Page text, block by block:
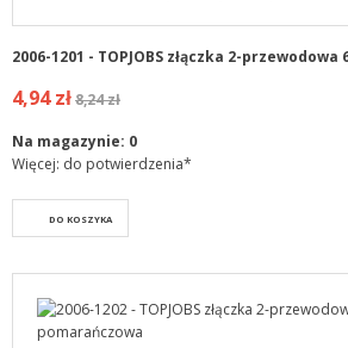
2006-1201 - TOPJOBS złączka 2-
4,94 zł8,24 zł
Na magazynie: 0
Więcej: do potwierdzenia*
DO KOSZYKA